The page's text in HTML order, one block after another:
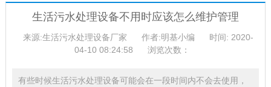
生活污水处理设备不用时应该怎么维护管理
来源:生活污水处理设备厂家 作者:明基小编
时间: 2020-
04-10 08:24:58
浏览次数：
有些时候生活污水处理设备可能会在一段时间内不会去使用，